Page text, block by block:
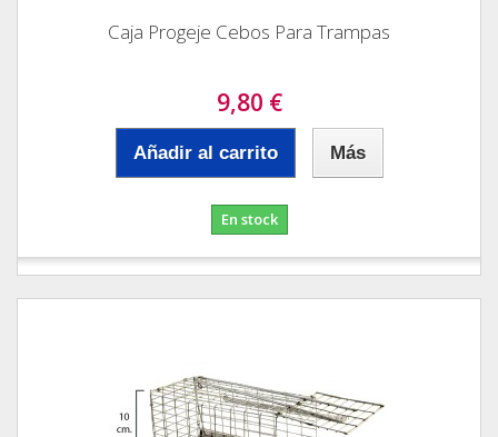
Caja Progeje Cebos Para Trampas
9,80 €
Añadir al carrito Más
En stock